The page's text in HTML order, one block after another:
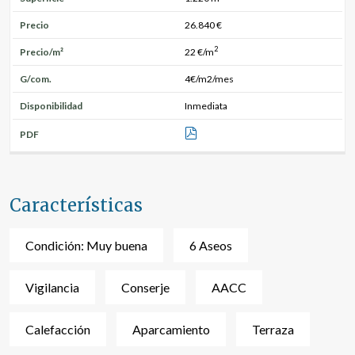
Precio 26.840 €
Precio/m² 22 €/m2
G/com. 4€/m2/mes
Disponibilidad Inmediata
PDF
Características
Condición: Muy buena 6 Aseos
Vigilancia Conserje AACC
Calefacción Aparcamiento Terraza